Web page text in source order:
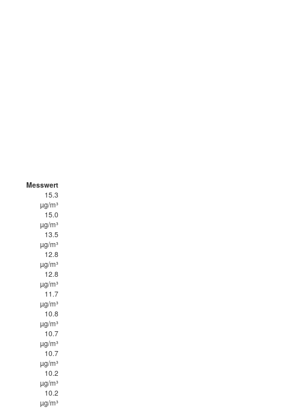
Messwert
15.3
µg/m³
15.0
µg/m³
13.5
µg/m³
12.8
µg/m³
12.8
µg/m³
11.7
µg/m³
10.8
µg/m³
10.7
µg/m³
10.7
µg/m³
10.2
µg/m³
10.2
µg/m³